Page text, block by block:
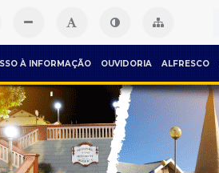
À INFORMAÇÃO OUVIDORIA ALFRESCO